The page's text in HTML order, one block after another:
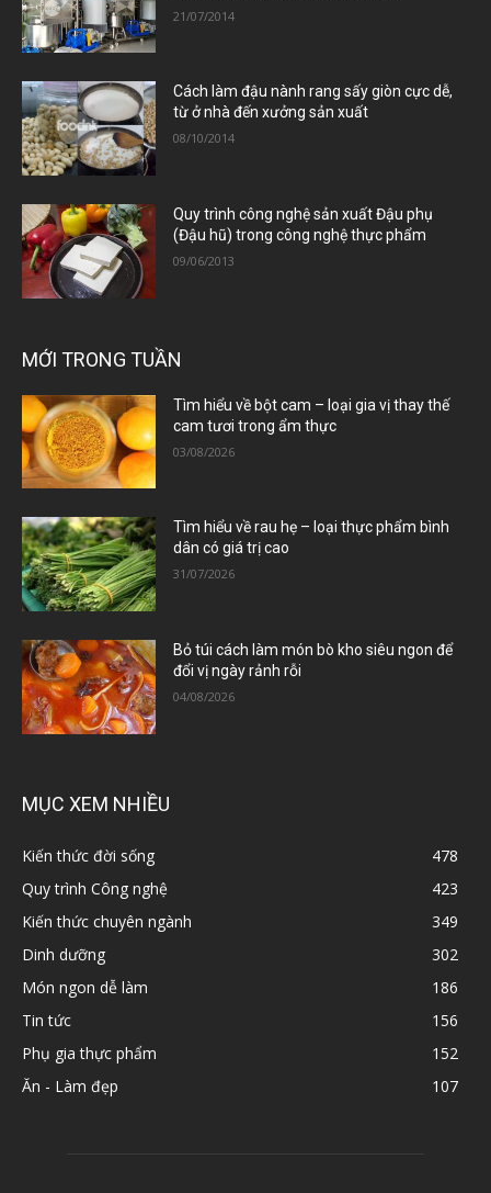
21/07/2014
Cách làm đậu nành rang sấy giòn cực dễ,
từ ở nhà đến xưởng sản xuất
08/10/2014
Quy trình công nghệ sản xuất Đậu phụ
(Đậu hũ) trong công nghệ thực phẩm
09/06/2013
MỚI TRONG TUẦN
Tìm hiểu về bột cam – loại gia vị thay thế
cam tươi trong ẩm thực
03/08/2026
Tìm hiểu về rau hẹ – loại thực phẩm bình
dân có giá trị cao
31/07/2026
Bỏ túi cách làm món bò kho siêu ngon để
đổi vị ngày rảnh rỗi
04/08/2026
MỤC XEM NHIỀU
Kiến thức đời sống
478
Quy trình Công nghệ
423
Kiến thức chuyên ngành
349
Dinh dưỡng
302
Món ngon dễ làm
186
Tin tức
156
Phụ gia thực phẩm
152
Ăn - Làm đẹp
107